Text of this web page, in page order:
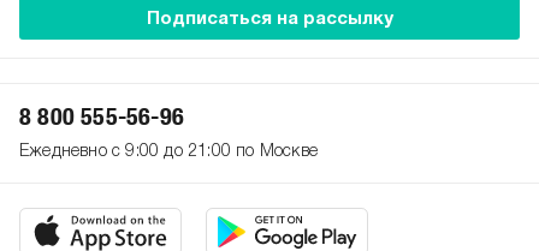
Подписаться на рассылку
8 800 555-56-96
Ежедневно с 9:00 до 21:00 по Москве